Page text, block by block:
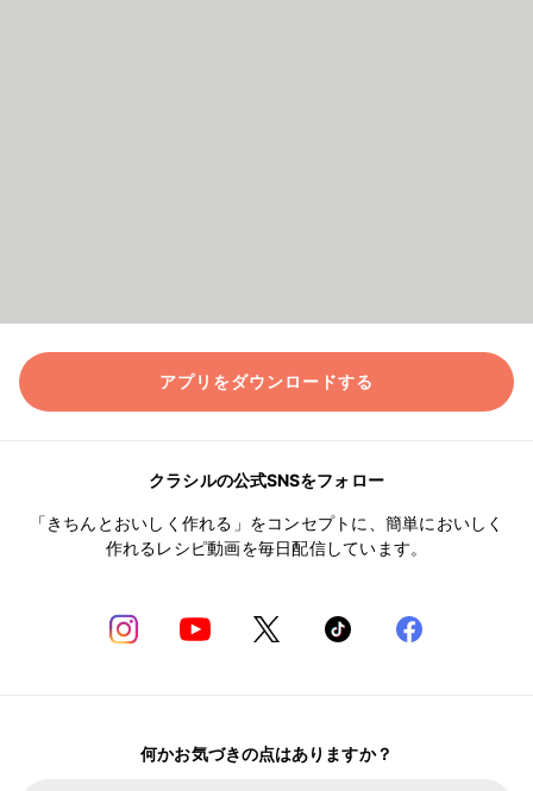
アプリをダウンロードする
クラシルの公式SNSをフォロー
「きちんとおいしく作れる」をコンセプトに、簡単においしく
作れるレシピ動画を毎日配信しています。
何かお気づきの点はありますか？